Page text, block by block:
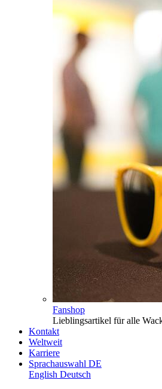
Fanshop
Lieblingsartikel für alle
Kontakt
Weltweit
Karriere
Sprachauswahl DE
English Deutsch